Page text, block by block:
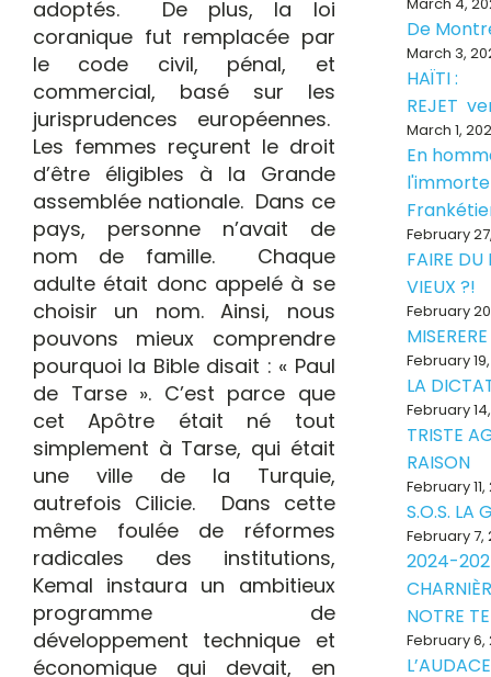
adoptés. De plus, la loi
coranique fut remplacée par
le code civil, pénal, et
commercial, basé sur les
jurisprudences européennes.
Les femmes reçurent le droit
d’être éligibles à la Grande
assemblée nationale. Dans ce
pays, personne n’avait de
nom de famille. Chaque
adulte était donc appelé à se
choisir un nom. Ainsi, nous
pouvons mieux comprendre
pourquoi la Bible disait : « Paul
de Tarse ». C’est parce que
cet Apôtre était né tout
simplement à Tarse, qui était
une ville de la Turquie,
autrefois Cilicie. Dans cette
même foulée de réformes
radicales des institutions,
Kemal instaura un ambitieux
programme de
développement technique et
économique qui devait, en
De
March 3,
HAÏTI :
REJET
March 1,
En
February
FAIRE DU
VIEUX ?!
February
February
LA
February
TRISTE
RAISON
February
S.O.S. LA
February 7,
2024-
NOTRE
February 6,